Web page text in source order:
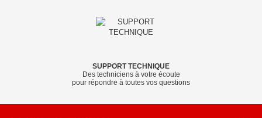
SUPPORT TECHNIQUE
Des techniciens à votre écoute
pour répondre à toutes vos questions